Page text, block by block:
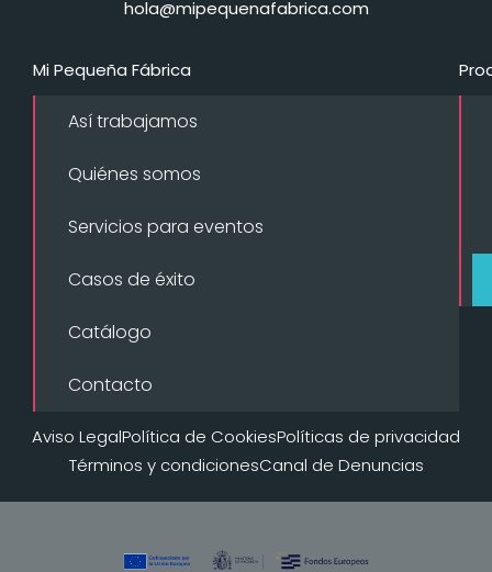
hola@mipequenafabrica.com
Mi Pequeña Fábrica
Así trabajamos
Quiénes somos
Servicios para eventos
Casos de éxito
Catálogo
Contacto
Aviso LegalPolítica de CookiesPolíticas de privacidad
Términos y condicionesCanal de Denuncias